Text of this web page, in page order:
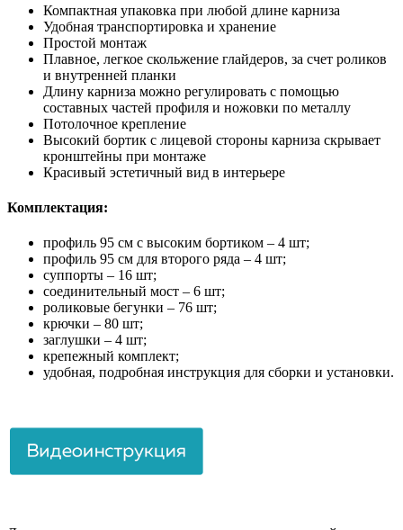
Компактная упаковка при любой длине карниза
Удобная транспортировка и хранение
Простой монтаж
Плавное, легкое скольжение глайдеров, за счет роликов
и внутренней планки
Длину карниза можно регулировать с помощью
составных частей профиля и ножовки по металлу
Потолочное крепление
Высокий бортик с лицевой стороны карниза скрывает
кронштейны при монтаже
Красивый эстетичный вид в интерьере
Комплектация:
профиль 95 см с высоким бортиком – 4 шт;
профиль 95 см для второго ряда – 4 шт;
суппорты – 16 шт;
соединительный мост – 6 шт;
роликовые бегунки – 76 шт;
крючки – 80 шт;
заглушки – 4 шт;
крепежный комплект;
удобная, подробная инструкция для сборки и установки.